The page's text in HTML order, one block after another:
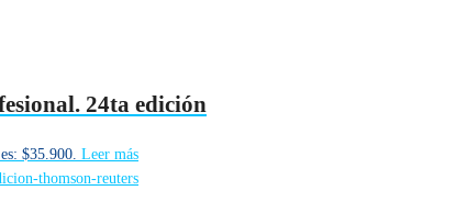
24ta edición
$35.900. Leer más